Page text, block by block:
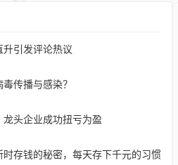
引发评论热议
传播与感染？
头企业成功扭亏为盈
存钱的秘密，每天存下千元的习惯